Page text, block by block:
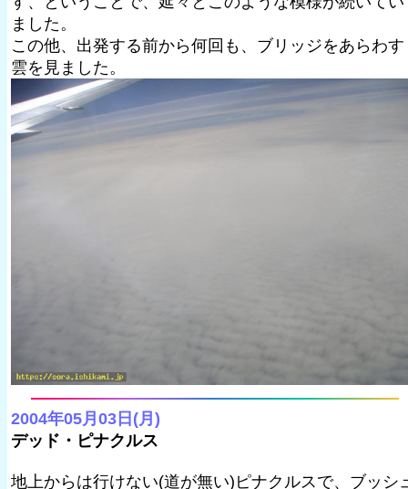
ました。
この他、出発する前から何回も、ブリッジをあらわす
雲を見ました。
2004年05月03日(月)
デッド・ピナクルス
地上からは行けない(道が無い)ピナクルスで、ブッシ